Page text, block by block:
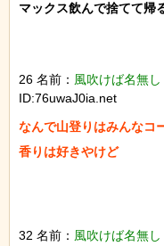
マックス飲んで捨てて帰
26 名前： 風吹けば名無し
ID:76uwaJ0ia.net
なんで山登りはみんなコ
香りは好きやけど
32 名前： 風吹けば名無し